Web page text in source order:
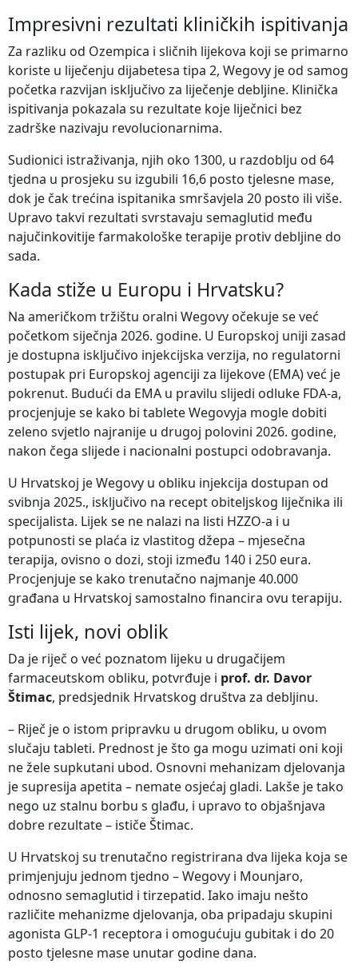
Impresivni rezultati kliničkih ispitivanja
Za razliku od Ozempica i sličnih lijekova koji se primarno
koriste u liječenju dijabetesa tipa 2, Wegovy je od samog
početka razvijan isključivo za liječenje debljine. Klinička
ispitivanja pokazala su rezultate koje liječnici bez
zadrške nazivaju revolucionarnima.
Sudionici istraživanja, njih oko 1300, u razdoblju od 64
tjedna u prosjeku su izgubili 16,6 posto tjelesne mase,
dok je čak trećina ispitanika smršavjela 20 posto ili više.
Upravo takvi rezultati svrstavaju semaglutid među
najučinkovitije farmakološke terapije protiv debljine do
sada.
Kada stiže u Europu i Hrvatsku?
Na američkom tržištu oralni Wegovy očekuje se već
početkom siječnja 2026. godine. U Europskoj uniji zasad
je dostupna isključivo injekcijska verzija, no regulatorni
postupak pri Europskoj agenciji za lijekove (EMA) već je
pokrenut. Budući da EMA u pravilu slijedi odluke FDA-a,
procjenjuje se kako bi tablete Wegovyja mogle dobiti
zeleno svjetlo najranije u drugoj polovini 2026. godine,
nakon čega slijede i nacionalni postupci odobravanja.
U Hrvatskoj je Wegovy u obliku injekcija dostupan od
svibnja 2025., isključivo na recept obiteljskog liječnika ili
specijalista. Lijek se ne nalazi na listi HZZO-a i u
potpunosti se plaća iz vlastitog džepa – mjesečna
terapija, ovisno o dozi, stoji između 140 i 250 eura.
Procjenjuje se kako trenutačno najmanje 40.000
građana u Hrvatskoj samostalno financira ovu terapiju.
Isti lijek, novi oblik
Da je riječ o već poznatom lijeku u drugačijem
farmaceutskom obliku, potvrđuje i prof. dr. Davor
Štimac, predsjednik Hrvatskog društva za debljinu.
– Riječ je o istom pripravku u drugom obliku, u ovom
slučaju tableti. Prednost je što ga mogu uzimati oni koji
ne žele supkutani ubod. Osnovni mehanizam djelovanja
je supresija apetita – nemate osjećaj gladi. Lakše je tako
nego uz stalnu borbu s glađu, i upravo to objašnjava
dobre rezultate – ističe Štimac.
U Hrvatskoj su trenutačno registrirana dva lijeka koja se
primjenjuju jednom tjedno – Wegovy i Mounjaro,
odnosno semaglutid i tirzepatid. Iako imaju nešto
različite mehanizme djelovanja, oba pripadaju skupini
agonista GLP-1 receptora i omogućuju gubitak i do 20
posto tjelesne mase unutar godine dana.